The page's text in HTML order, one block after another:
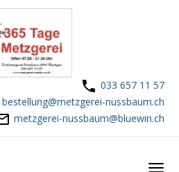
033 657 11 57
bestellung@metzgerei-nussbaum.ch
metzgerei-nussbaum@bluewin.ch